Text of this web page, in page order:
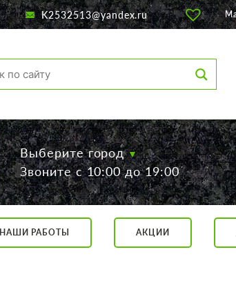
K2532513@yandex.ru
Выберите город
Звоните с 10:00 до 19:00
НАШИ РАБОТЫ АКЦИИ